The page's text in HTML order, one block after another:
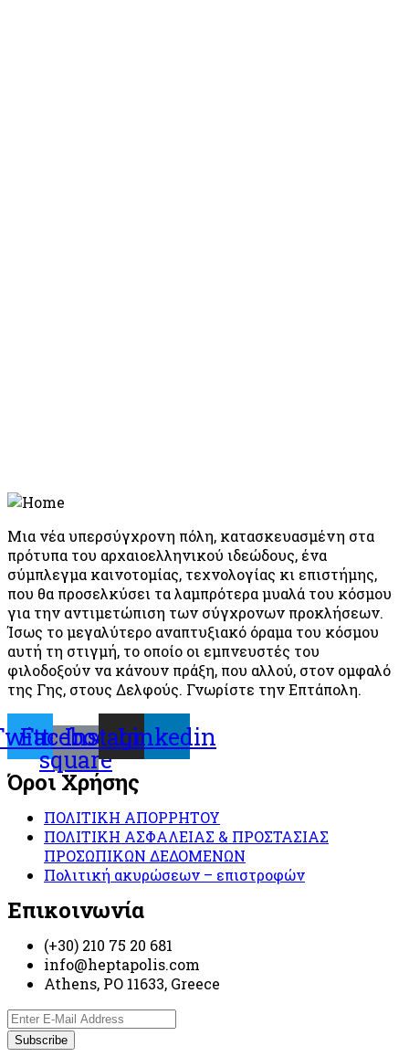
Μια νέα υπερσύγχρονη πόλη, κατασκευασμένη στα
πρότυπα του αρχαιοελληνικού ιδεώδους, ένα
σύμπλεγμα καινοτομίας, τεχνολογίας κι επιστήμης,
που θα προσελκύσει τα λαμπρότερα μυαλά του κόσμου
για την αντιμετώπιση των σύγχρονων προκλήσεων.
Ίσως το μεγαλύτερο αναπτυξιακό όραμα του κόσμου
αυτή τη στιγμή, το οποίο οι εμπνευστές του
φιλοδοξούν να κάνουν πράξη, που αλλού, στον ομφαλό
της Γης, στους Δελφούς. Γνωρίστε την Επτάπολη.
Facebook-
square
Instagram
Linkedin
Όροι Χρήσης
ΠΟΛΙΤΙΚΗ ΑΠΟΡΡΗΤΟΥ
ΠΟΛΙΤΙΚΗ ΑΣΦΑΛΕΙΑΣ & ΠΡΟΣΤΑΣΙΑΣ
ΠΡΟΣΩΠΙΚΩΝ ΔΕΔΟΜΕΝΩΝ
Πολιτική ακυρώσεων – επιστροφών
Επικοινωνία
(+30) 210 75 20 681
info@heptapolis.com
Athens, PO 11633, Greece